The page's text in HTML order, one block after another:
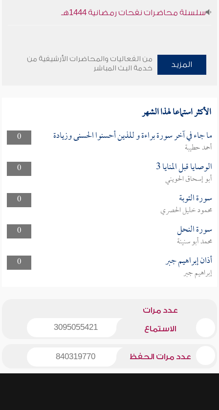
سلسلة محاضرات نفحات رمضانية 1444هـ
المزيد
من الفعاليات والمحاضرات الأرشيفية من
خدمة البث المباشر
الأكثر استماعا لهذا الشهر
0 ما جاء في آخر سورة براءة و للذين أحسنوا الحسنى وزيادة
أحمد حطيبة
0
الوصايا قبل المنايا 3
أبو إسحاق الحويني
0
سورة التوبة
محمود خليل الحصري
0
سورة النحل
محمد أبو سنينة
0
أذان إبراهيم جبر
إبراهيم جبر
عدد مرات
الاستماع 3095055421
عدد مرات الحفظ 840319770